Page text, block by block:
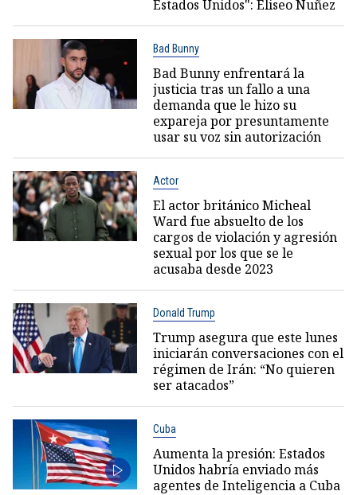
Estados Unidos": Eliseo Nuñez
Bad Bunny
Bad Bunny enfrentará la
justicia tras un fallo a una
demanda que le hizo su
expareja por presuntamente
usar su voz sin autorización
Actor
El actor británico Micheal
Ward fue absuelto de los
cargos de violación y agresión
sexual por los que se le
acusaba desde 2023
Donald Trump
Trump asegura que este lunes
iniciarán conversaciones con el
régimen de Irán: “No quieren
ser atacados”
Cuba
Aumenta la presión: Estados
Unidos habría enviado más
agentes de Inteligencia a Cuba